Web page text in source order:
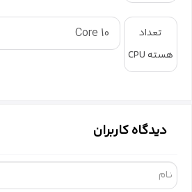
تعداد
هسته CPU
10 Core
دیدگاه کاربران